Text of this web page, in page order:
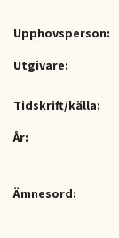
Upphovsperson:
Utgivare:
Tidskrift/källa:
År:
Ämnesord: